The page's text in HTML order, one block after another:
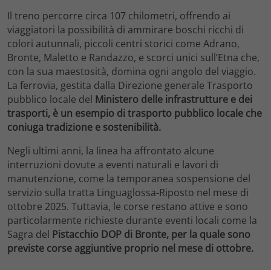
Il treno percorre circa 107 chilometri, offrendo ai
viaggiatori la possibilità di ammirare boschi ricchi di
colori autunnali, piccoli centri storici come Adrano,
Bronte, Maletto e Randazzo, e scorci unici sull’Etna che,
con la sua maestosità, domina ogni angolo del viaggio.
La ferrovia, gestita dalla Direzione generale Trasporto
pubblico locale del Ministero delle infrastrutture e dei
trasporti, è un esempio di trasporto pubblico locale che
coniuga tradizione e sostenibilità.
Negli ultimi anni, la linea ha affrontato alcune
interruzioni dovute a eventi naturali e lavori di
manutenzione, come la temporanea sospensione del
servizio sulla tratta Linguaglossa-Riposto nel mese di
ottobre 2025. Tuttavia, le corse restano attive e sono
particolarmente richieste durante eventi locali come la
Sagra del Pistacchio DOP di Bronte, per la quale sono
previste corse aggiuntive proprio nel mese di ottobre.